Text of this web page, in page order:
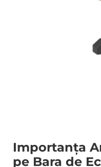
Importanța
pe Bara de